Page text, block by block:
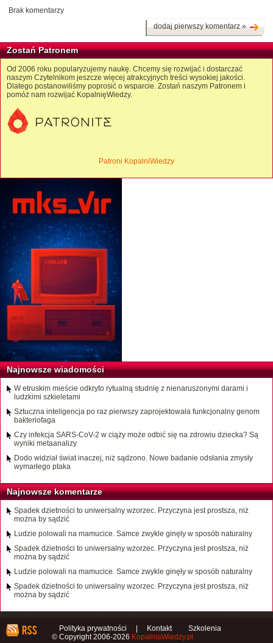
Brak komentarzy
dodaj pierwszy komentarz »
Zostań Patronem
Od 2006 roku popularyzujemy naukę. Chcemy się rozwijać i dostarczać
naszym Czytelnikom jeszcze więcej atrakcyjnych treści wysokiej jakości.
Dlatego postanowiliśmy poprosić o wsparcie. Zostań naszym Patronem i
pomóż nam rozwijać KopalnięWiedzy.
Patroni KopalniWiedzy
Najnowsze wiadomości
W etruskim mieście odkryto rytualną studnię z nienaruszonymi darami i
ludzkimi szkieletami
Sztuczna inteligencja po raz pierwszy zaprojektowała funkcjonalny genom
bakteriofaga
Czy infekcja SARS-CoV-2 w ciąży może odbić się na zdrowiu dziecka? Są
wyniki metaanalizy
Dodo widział świat inaczej, niż sądzono. Nowe badanie odsłania zmysły
wymarłego ptaka
Najnowsze komentarze
Spadek dzietności to uniwersalny wzorzec. Przyczyna jest prostsza, niż
można by sądzić
Ludzie polowali na mamucice. Samce zwykle ginęły w sposób naturalny
Spadek dzietności to uniwersalny wzorzec. Przyczyna jest prostsza, niż
można by sądzić
Ludzie polowali na mamucice. Samce zwykle ginęły w sposób naturalny
Spadek dzietności to uniwersalny wzorzec. Przyczyna jest prostsza, niż
można by sądzić
Polityka prywatności Kontakt
Szkolenia
© Copyright 2006-2026 KopalniaWiedzy.pl